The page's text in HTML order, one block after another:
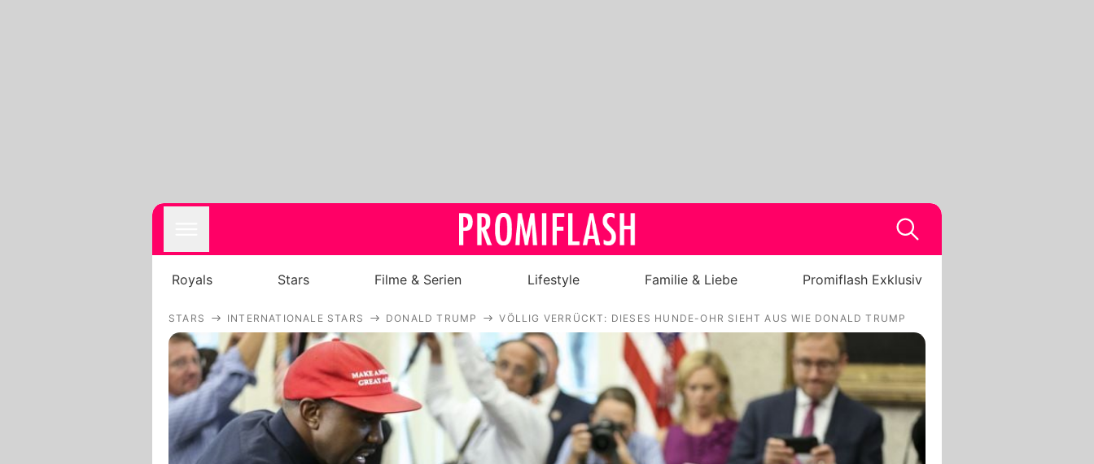
Royals
Stars
Filme & Serien
Lifestyle
Royals Stars Filme & Serien Lifestyle Familie & Liebe Promiflash Exklusiv
STARS INTERNATIONALE STARS DONALD TRUMP VÖLLIG VERRÜCKT: DIESES HUNDE-OHR SIEHT AUS WIE DONALD TRUMP